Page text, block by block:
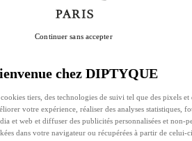
chez DIPTYQUE
tiers, des technologies de suivi tel que des pixels et
votre expérience, réaliser des analyses statistiques,
et web et diffuser des publicités personnalisées et non-
dans votre navigateur ou récupérées à partir de celui-ci.
Continuer sans accepter